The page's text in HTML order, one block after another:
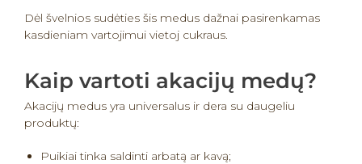
Dėl švelnios sudėties šis medus dažnai pasirenkamas
kasdieniam vartojimui vietoj cukraus.
Kaip vartoti akacijų medų?
Akacijų medus yra universalus ir dera su daugeliu
produktų:
Puikiai tinka saldinti arbatą ar kavą;